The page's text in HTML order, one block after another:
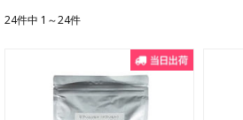
24件中 1～24件